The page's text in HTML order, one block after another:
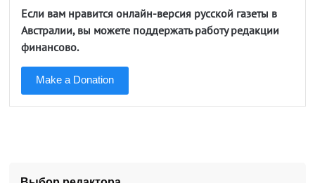
Если вам нравится онлайн-версия русской газеты в
Австралии, вы можете поддержать работу редакции
финансово.
Make a Donation